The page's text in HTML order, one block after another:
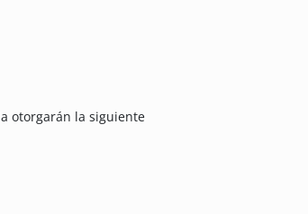
otorgarán la siguiente